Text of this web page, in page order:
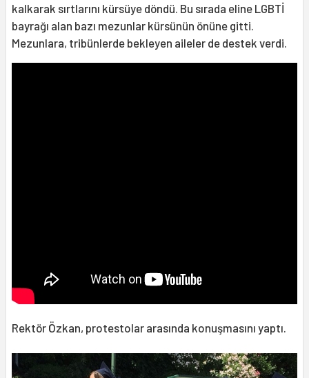
kalkarak sırtlarını kürsüye döndü. Bu sırada eline LGBTİ
bayrağı alan bazı mezunlar kürsünün önüne gitti.
Mezunlara, tribünlerde bekleyen aileler de destek verdi.
Rektör Özkan, protestolar arasında konuşmasını yaptı.